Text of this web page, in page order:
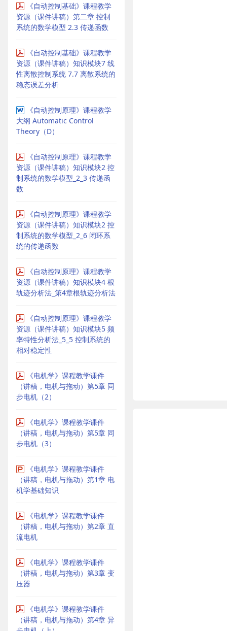
《自动控制基础》课程教学
资源（课件讲稿）第二章 控制
系统的数学模型 2.3 传递函数
《自动控制基础》课程教学
资源（课件讲稿）知识模块7 线
性离散控制系统 7.7 离散系统的
稳态误差分析
《自动控制原理》课程教学
大纲 Automatic Control
Theory（D）
《自动控制原理》课程教学
资源（课件讲稿）知识模块2 控
制系统的数学模型_2_3 传递函
数
《自动控制原理》课程教学
资源（课件讲稿）知识模块2 控
制系统的数学模型_2_6 闭环系
统的传递函数
《自动控制原理》课程教学
资源（课件讲稿）知识模块4 根
轨迹分析法_第4章根轨迹分析法
《自动控制原理》课程教学
资源（课件讲稿）知识模块5 频
率特性分析法_5_5 控制系统的
相对稳定性
《电机学》课程教学课件
（讲稿，电机与拖动）第5章 同
步电机（2）
《电机学》课程教学课件
（讲稿，电机与拖动）第5章 同
步电机（3）
《电机学》课程教学课件
（讲稿，电机与拖动）第1章 电
机学基础知识
《电机学》课程教学课件
（讲稿，电机与拖动）第2章 直
流电机
《电机学》课程教学课件
（讲稿，电机与拖动）第3章 变
压器
《电机学》课程教学课件
（讲稿，电机与拖动）第4章 异